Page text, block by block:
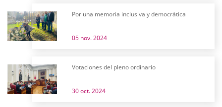
Por una memoria inclusiva y democrática
05 nov. 2024
Votaciones del pleno ordinario
30 oct. 2024